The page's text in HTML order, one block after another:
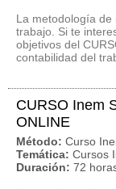
La metodología de
trabajo. Si te
objetivos del
contabilidad del
CURSO Inem
ONLINE
Método: Curso
Temática: Cursos
Duración: 72